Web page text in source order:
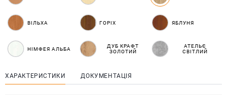
ВІЛЬХА ГОРІХ ЯБЛУНЯ
НІМФЕЯ АЛЬБА
ДУБ КРАФТ
ЗОЛОТИЙ
АТЕЛЬЄ
СВІТЛИЙ
ХАРАКТЕРИСТИКИ ДОКУМЕНТАЦІЯ